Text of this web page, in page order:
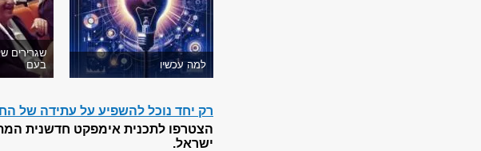
למה עכשיו
שגרירים
בעם
רק יחד נוכל להשפיע על עתידה של
הצטרפו לתכנית אימפקט חדשנית
ישראל.